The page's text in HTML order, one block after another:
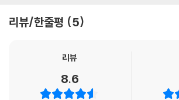
화물선에 부둣가에서 떨고 있던 1만 4천명을 모두
자도 없이, 심지어 다섯 명의 아기가 탄생하는 ‘생명
간의 일이었다. (257쪽)
--- 본문 중에서
성공신화를 이루어낸 기업가로서 자신의 현장 경험
신의 기업철학과 사회?경제문제에 대한 해법을
공멸을 예고하는 ‘현대’의 운명적 행진을 구제할 신
다. 경영학 박사이자 경영자인 필자가 20년 현장체
송호근_서울대학교 사회학과 교수
리뷰/한줄평 5
리뷰
8.6